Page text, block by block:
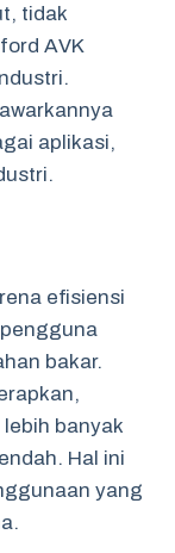
tidak
AVK
aplikasi,
efisiensi
bakar.
banyak
Hal ini
yang